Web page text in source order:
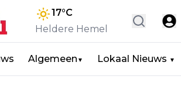
17°C
Heldere Hemel
Algemeen ▼ Lokaal Nieuws ▼